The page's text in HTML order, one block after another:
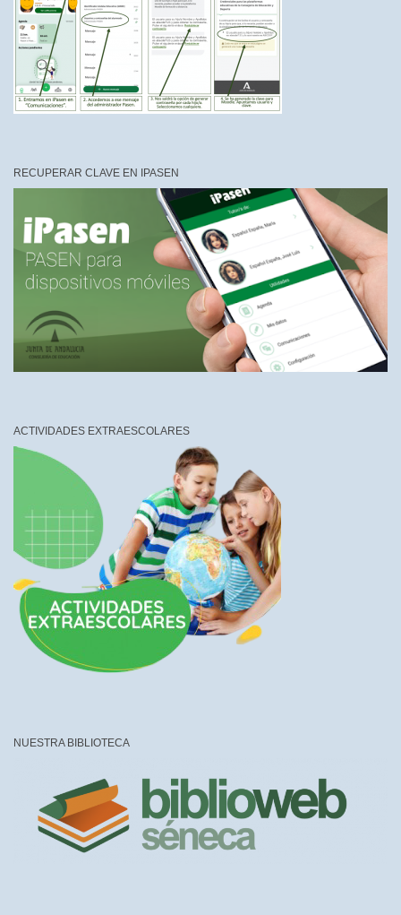
RECUPERAR CLAVE EN IPASEN
ACTIVIDADES EXTRAESCOLARES
NUESTRA BIBLIOTECA